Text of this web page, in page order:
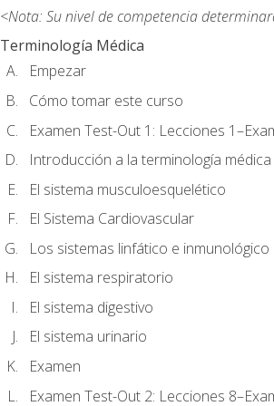
<Nota: Su nivel de competencia
Terminología Médica
Empezar
Cómo tomar este curso
Examen Test-Out 1: Lecciones
Introducción a la terminología
El sistema musculoesquelético
El Sistema Cardiovascular
Los sistemas linfático e inmunológico
El sistema respiratorio
El sistema digestivo
El sistema urinario
Examen
Examen Test-Out 2: Lecciones